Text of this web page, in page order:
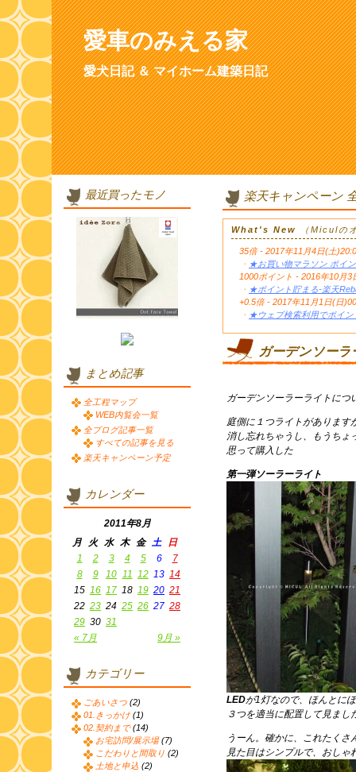
愛車のみえる家
愛犬日記 ＆ マイホーム建築日記
楽天キャンペーン
What's New （Miculの
35倍 - 2017年11月4日(土
・ ★お買い物マラソン ポイ
1000ポイント - 2016年10月
・ ★ポイント貯まる-楽天
+0.5倍 - 2017年11月1日(日
・ ★ウェブ検索利用でポイン
ガーデンソー
ガーデンソーラーライトにつ
庭側に１つライトがあります
消し忘れちゃうし、もうちょ
思って購入した
第一弾ソーラーライト
LEDが1灯なので、ほんとに
３つを適当に配置して見まし
うーん。確かに、これたく
見た目はシンプルで、おしゃ
最近買ったモノ
まとめ記事
全工程マップ
WEB内覧会一覧
全ブログ記事一覧
すべての記事を見る
楽天キャンペーン予定
カレンダー
2011年8月
月
火 水 木 金 土 日
« 7月 9月 »
1 2 3 4 5 6
7
8
9 10 11 12 13 14
15 16 17 18 19 20 21
22 23 24 25 26 27 28
29 30 31
カテゴリー
ごあいさつ (2)
01.きっかけ (1)
02.契約まで(14)
お宅訪問/展示場(7)
こだわりと間取り (2)
土地と申込 (2)